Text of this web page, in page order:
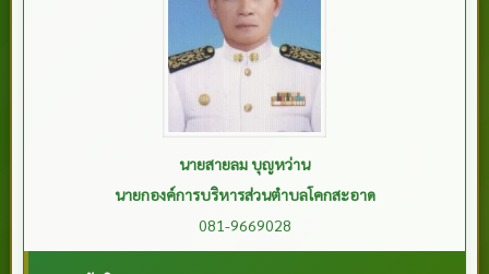
พันตำรวจเอกบรรหาร เรืองขจร
รองนายกองค์การบริหารส่วนตำบลโคกสะอาด
089-0705105